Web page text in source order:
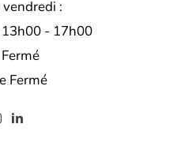
:
- 17h00
Fermé